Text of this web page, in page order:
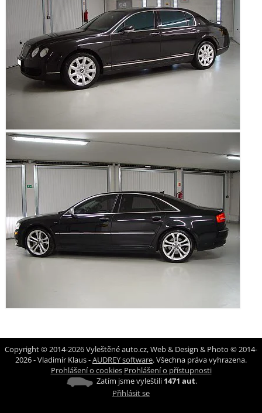
Copyright © 2014-2026 Vyleštěné auto.cz, Web & Design & Photo © 2014-
2026 - Vladimír Klaus -AUDREY software. Všechna práva vyhrazena.
Prohlášení o cookies Prohlášení o přístupnosti
Zatím jsme vyleštili 1471 aut.
Přihlásit se